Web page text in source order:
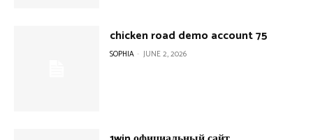
chicken road demo account 75
SOPHIA - JUNE 2, 2026